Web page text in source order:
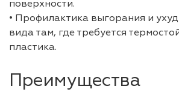
поверхности.
• Профилактика выгорания и
вида там, где требуется
пластика.
Преимущества